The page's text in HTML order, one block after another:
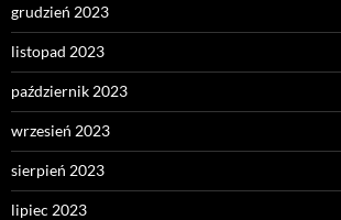
grudzień 2023
listopad 2023
październik 2023
wrzesień 2023
sierpień 2023
lipiec 2023